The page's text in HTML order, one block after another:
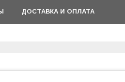
ДОСТАВКА И ОПЛАТА